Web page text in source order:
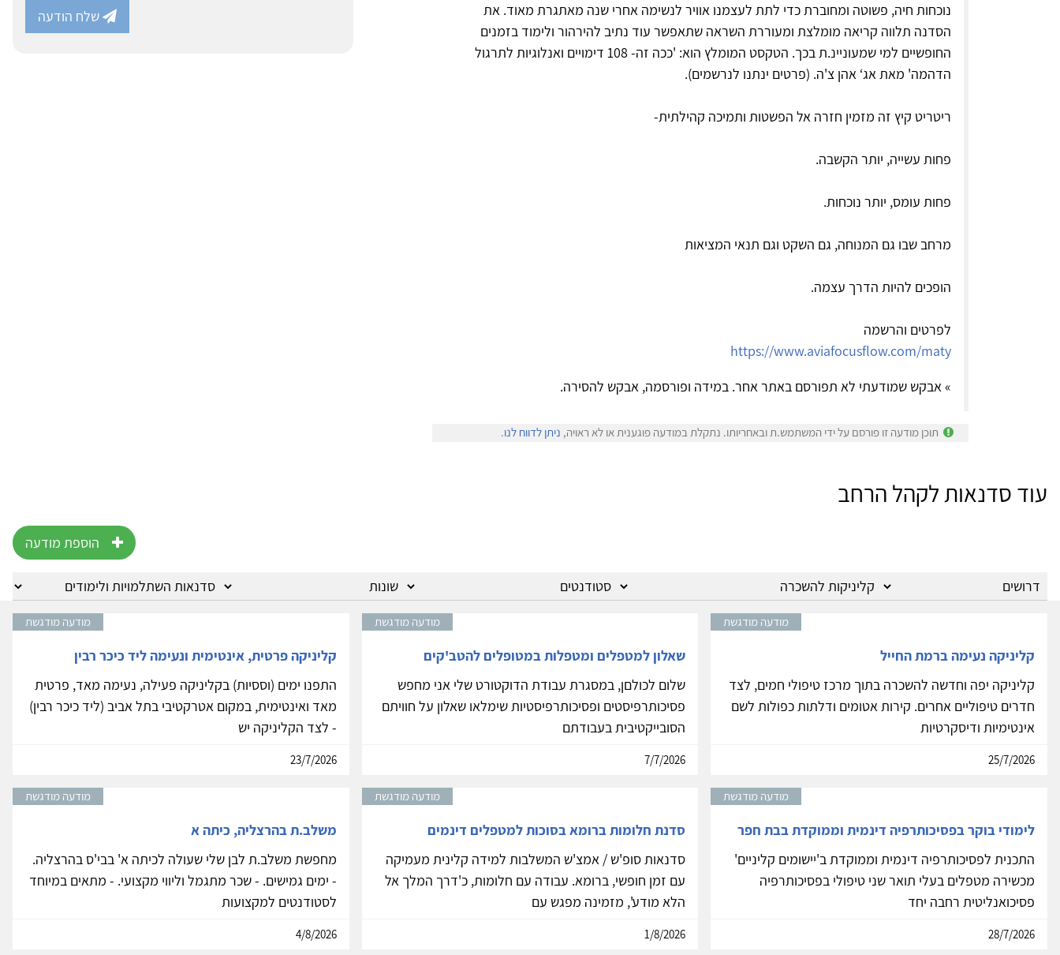
נוכחות חיה, פשוטה ומחוברת כדי לתת לעצמנו אוויר לנשימה אחרי שנה מאתגרת מאוד. את
הסדנה תלווה קריאה מומלצת ומעוררת השראה שתאפשר עוד נתיב להירהור ולימוד בזמנים
החופשיים למי שמעוניינ.ת בכך. הטקסט המומלץ הוא: 'ככה זה- 108 דימויים ואנלוגיות לתרגול
הדהמה' מאת אג‘ אהן צ'ה. (פרטים ינתנו לנרשמים).
​ריטריט קיץ זה מזמין חזרה אל הפשטות ותמיכה קהילתית-
פחות עשייה, יותר הקשבה.
פחות עומס, יותר נוכחות.
מרחב שבו גם המנוחה, גם השקט וגם תנאי המציאות
הופכים להיות הדרך עצמה.
לפרטים והרשמה
https://www.aviafocusflow.com/maty
» אבקש שמודעתי לא תפורסם באתר אחר. במידה ופורסמה, אבקש להסירה.
תוכן מודעה זו פורסם על ידי המשתמש.ת ובאחריותו. נתקלת במודעה פוגענית או לא ראויה, ניתן לדווח לנו.
שלח הודעה
עוד סדנאות לקהל הרחב
הוספת מודעה
מודעה מודגשת
קליניקה נעימה ברמת החייל
קליניקה יפה וחדשה להשכרה בתוך מרכז טיפולי חמים, לצד
חדרים טיפוליים אחרים. קירות אטומים ודלתות כפולות לשם
אינטימיות ודיסקרטיות
25/7/2026
מודעה מודגשת
שאלון למטפלים ומטפלות במטופלים להטב'קים
שלום לכולםן, במסגרת עבודת הדוקטורט שלי אני מחפש
פסיכותרפיסטים ופסיכותרפיסטיות שימלאו שאלון על חוויתם
הסובייקטיבית בעבודתם
7/7/2026
מודעה מודגשת
קליניקה פרטית, אינטימית ונעימה ליד כיכר רבין
התפנו ימים (וססיות) בקליניקה פעילה, נעימה מאד, פרטית
מאד ואינטימית, במקום אטרקטיבי בתל אביב (ליד כיכר רבין)
- לצד הקליניקה יש
23/7/2026
מודעה מודגשת
לימודי בוקר בפסיכותרפיה דינמית וממוקדת בבת חפר
התכנית לפסיכותרפיה דינמית וממוקדת ב'יישומים קליניים'
מכשירה מטפלים בעלי תואר שני טיפולי בפסיכותרפיה
פסיכואנליטית רחבה יחד
28/7/2026
מודעה מודגשת
סדנת חלומות ברומא בסוכות למטפלים דינמים
סדנאות סופ'ש / אמצ'ש המשלבות למידה קלינית מעמיקה
עם זמן חופשי, ברומא. עבודה עם חלומות, כ'דרך המלך אל
הלא מודע', מזמינה מפגש עם
1/8/2026
מודעה מודגשת
משלב.ת בהרצליה, כיתה א
מחפשת משלב.ת לבן שלי שעולה לכיתה א' בבי'ס בהרצליה.
- ימים גמישים. - שכר מתגמל וליווי מקצועי. - מתאים במיוחד
לסטודנטים למקצועות
4/8/2026